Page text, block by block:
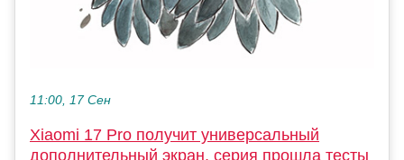
11:00, 17 Сен
Xiaomi 17 Pro получит универсальный
дополнительный экран, серия прошла тесты